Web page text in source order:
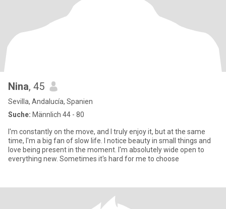
Nina, 45
Sevilla, Andalucía, Spanien
Suche: Männlich 44 - 80
I'm constantly on the move, and I truly enjoy it, but at the same
time, I'm a big fan of slow life. I notice beauty in small things and
love being present in the moment. I'm absolutely wide open to
everything new. Sometimes it's hard for me to choose